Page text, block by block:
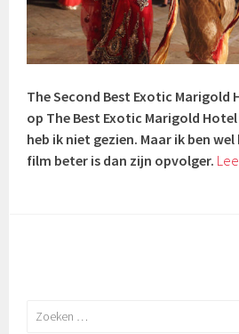
The Second Best Exotic Marigold
op The Best Exotic Marigold
heb ik niet gezien. Maar ik ben
film beter is dan zijn opvolger.
Zoeken